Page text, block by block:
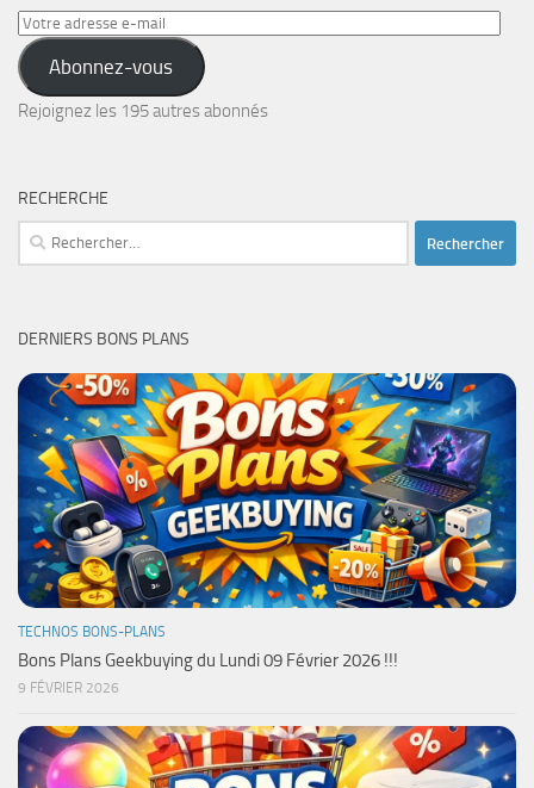
Votre
adresse
e-
mail
Abonnez-vous
Rejoignez les 195 autres abonnés
RECHERCHE
Rechercher :
DERNIERS BONS PLANS
TECHNOS BONS-PLANS
Bons Plans Geekbuying du Lundi 09 Février 2026 !!!
9 FÉVRIER 2026